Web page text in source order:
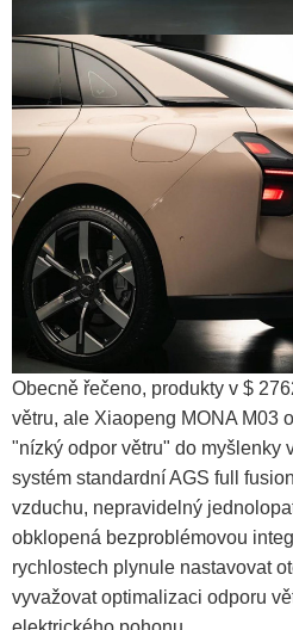
Obecně řečeno, produkty v $
větru, ale Xiaopeng MONA M03
"nízký odpor větru" do myšlenky
systém standardní AGS full
vzduchu, nepravidelný
obklopená bezproblémovou
rychlostech plynule nastavovat
vyvažovat optimalizaci odporu